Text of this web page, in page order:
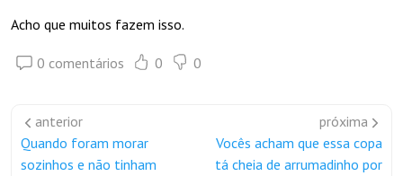
Acho que muitos fazem isso.
0 comentários 0 0
anterior
Quando foram morar
sozinhos e não tinham
próxima
Vocês acham que essa copa
tá cheia de arrumadinho por